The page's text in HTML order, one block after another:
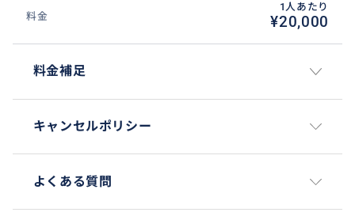
料金
1人あたり
¥20,000
料金補足
キャンセルポリシー
よくある質問